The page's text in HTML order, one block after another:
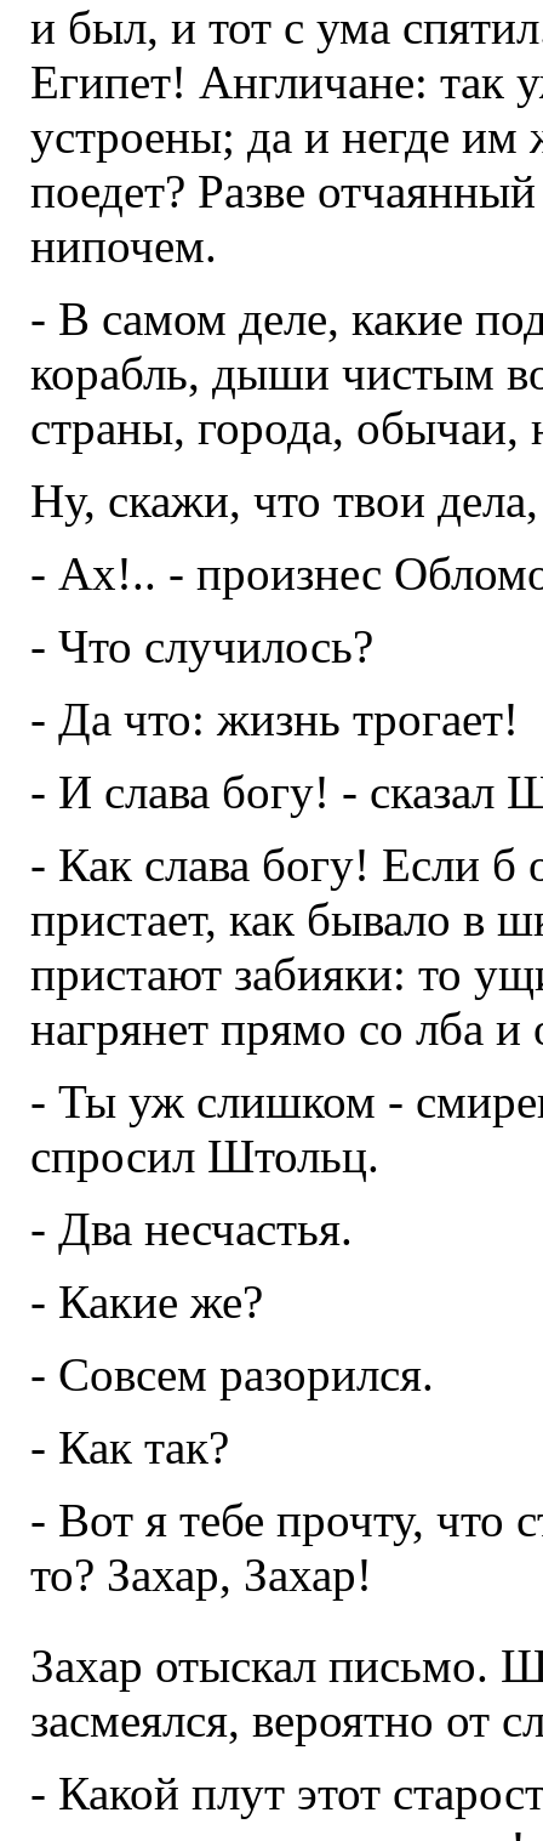
и был, и тот с ума
Египет! Англичане: так
устроены; да и негде им
поедет? Разве
нипочем.
- В самом деле, какие
корабль, дыши чистым
страны, города, обычаи,
Ну, скажи, что твои
- Ах!.. - произнес
- Что случилось?
- Да что: жизнь трогает!
- И слава богу! - сказал
- Как слава богу! Если б
пристает, как бывало в
пристают забияки: то
нагрянет прямо со лба
- Ты уж слишком -
спросил Штольц.
- Два несчастья.
- Какие же?
- Совсем разорился.
- Как так?
- Вот я тебе прочту, что
то? Захар, Захар!
Захар отыскал письмо.
засмеялся, вероятно от
- Какой плут этот